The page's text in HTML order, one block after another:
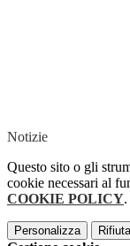
Notizie
Questo sito o gli
cookie necessari al
COOKIE POLICY.
Personalizza